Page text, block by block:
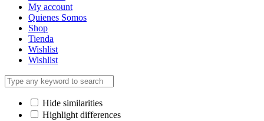
My account
Quienes Somos
Shop
Tienda
Wishlist
Wishlist
Hide similarities
Highlight differences